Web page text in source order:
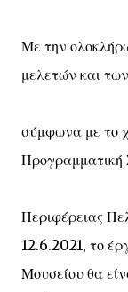
Με την
μελετών και
σύμφωνα με το
Περιφέρειας
12.6.2021, το
Μουσείου θα